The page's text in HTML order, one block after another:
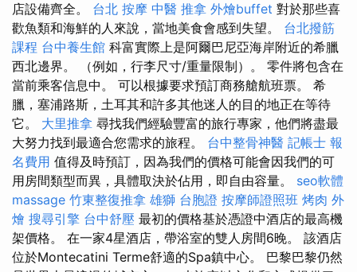
店設備齊全。 台北 按摩 中醫 推拿 外燴buffet 對於那些喜
歡魚類和海鮮的人來說，當地美食會感到失望。 台北撥筋
課程 台中養生館 科富實際上是阿爾巴尼亞海岸附近的希臘
西北邊界。 （例如，行李尺寸/重量限制）。 零件將包含在
當前乘客信息中。 可以根據要求預訂商務艙航班票。 希
臘，塞浦路斯，土耳其和許多其他迷人的目的地正在等待
它。 大里推拿 尋找我們經驗豐富的旅行專家，他們將盡最
大努力找到最適合您需求的旅程。 台中整骨神醫 記帳士 報
名費用 值得及時預訂，因為我們的價格可能會因我們的可
用房間類型而異，具體取決於佔用，即自由容量。 seo軟體
massage 竹東整復推拿 雄獅 台胞證 按摩師證照班 烤肉 外
燴 搜尋引擎 台中舒壓 最初的價格基於憑證中酒店的最高機
架價格。 在一家4星酒店，帶浴室的雙人房間6晚。 該酒店
位於Montecatini Terme舒適的Spa鎮中心。 巴黎巴黎仍然